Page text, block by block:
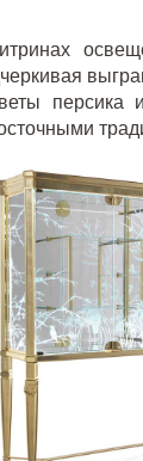
персика